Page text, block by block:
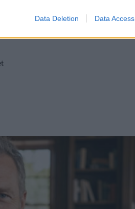
Data Deletion Data Access
laajemmin samasta